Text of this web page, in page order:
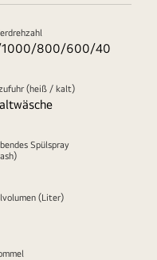
1000/800/600/40
(heiß / kalt)
Spülspray
(Liter)